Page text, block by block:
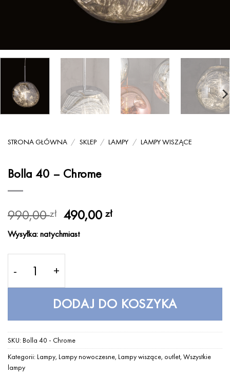
STRONA GŁÓWNA / SKLEP / LAMPY / LAMPY WISZĄCE
Bolla 40 – Chrome
990,00zł Pierwotna
cena
wynosiła:
990,00 zł.
490,00złAktualna
Wysyłka: natychmiast
DODAJ DO KOSZYKA
SKU: Bolla 40 - Chrome
Kategorii: Lampy, Lampy nowoczesne, Lampy wiszące, outlet, Wszystkie
lampy